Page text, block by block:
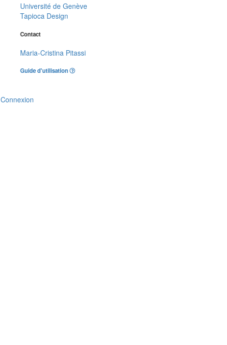
Université de Genève
Tapioca Design
Contact
Maria-Cristina Pitassi
Guide d'utilisation
Connexion